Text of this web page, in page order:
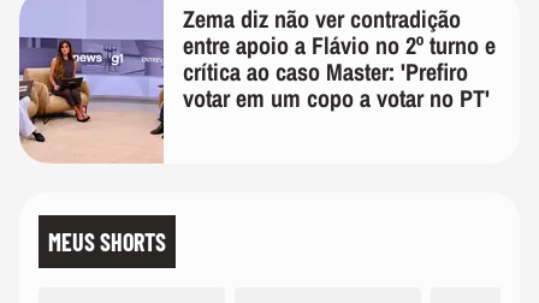
Zema diz não ver contradição
entre apoio a Flávio no 2º turno e
crítica ao caso Master: 'Prefiro
votar em um copo a votar no PT'
MEUS SHORTS